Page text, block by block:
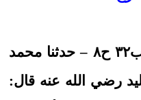
ج١ ص٣٢٨ ب٣٢ ح٨ – حدثنا محمد
رضي الله عنه قال: